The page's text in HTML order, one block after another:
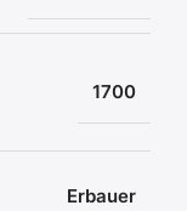
1700
Erbauer